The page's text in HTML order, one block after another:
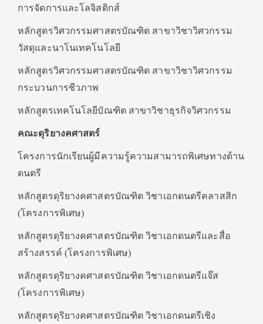
การจัดการและโลจิสติกส์
หลักสูตรวิศวกรรมศาสตรบัณฑิต สาขาวิชาวิศวกรรม
วัสดุและนาโนเทคโนโลยี
หลักสูตรวิศวกรรมศาสตรบัณฑิต สาขาวิชาวิศวกรรม
กระบวนการชีวภาพ
หลักสูตรเทคโนโลยีบัณฑิต สาขาวิชาธุรกิจวิศวกรรม
คณะดุริยางคศาสตร์
โครงการนักเรียนผู้มีความรู้ความสามารถพิเศษทางด้าน
ดนตรี
หลักสูตรดุริยางคศาสตรบัณฑิต วิชาเอกดนตรีคลาสสิก
(โครงการพิเศษ)
หลักสูตรดุริยางคศาสตรบัณฑิต วิชาเอกดนตรีและสื่อ
สร้างสรรค์ (โครงการพิเศษ)
หลักสูตรดุริยางคศาสตรบัณฑิต วิชาเอกดนตรีแจ๊ส
(โครงการพิเศษ)
หลักสูตรดุริยางคศาสตรบัณฑิต วิชาเอกดนตรีเชิง